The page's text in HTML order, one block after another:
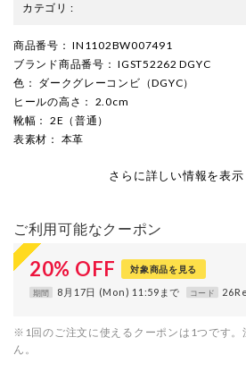
カテゴリ :
商品番号 ： IN1102BW007491
ブランド商品番号 ： IGST52262 DGYC
色 ： ダークグレーコンビ（DGYC）
ヒールの高さ ： 2.0cm
靴幅 ： 2E（普通）
表素材 ： 本革
さらに詳しい情報を表示
ご利用可能なクーポン
20% OFF 対象商品を見る
期間 8月17日 (Mon) 11:59まで コード
※1回のご注文に使えるクーポンは1つです。
ん。